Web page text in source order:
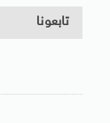
تابعونا